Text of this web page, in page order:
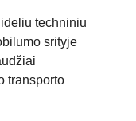
techniniu
srityje
transporto